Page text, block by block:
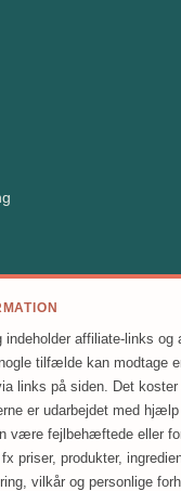
indeholder affiliate-links og
tilfælde kan modtage
links på siden. Det
er udarbejdet med
være fejlbehæftede eller
priser, produkter,
vilkår og personlige